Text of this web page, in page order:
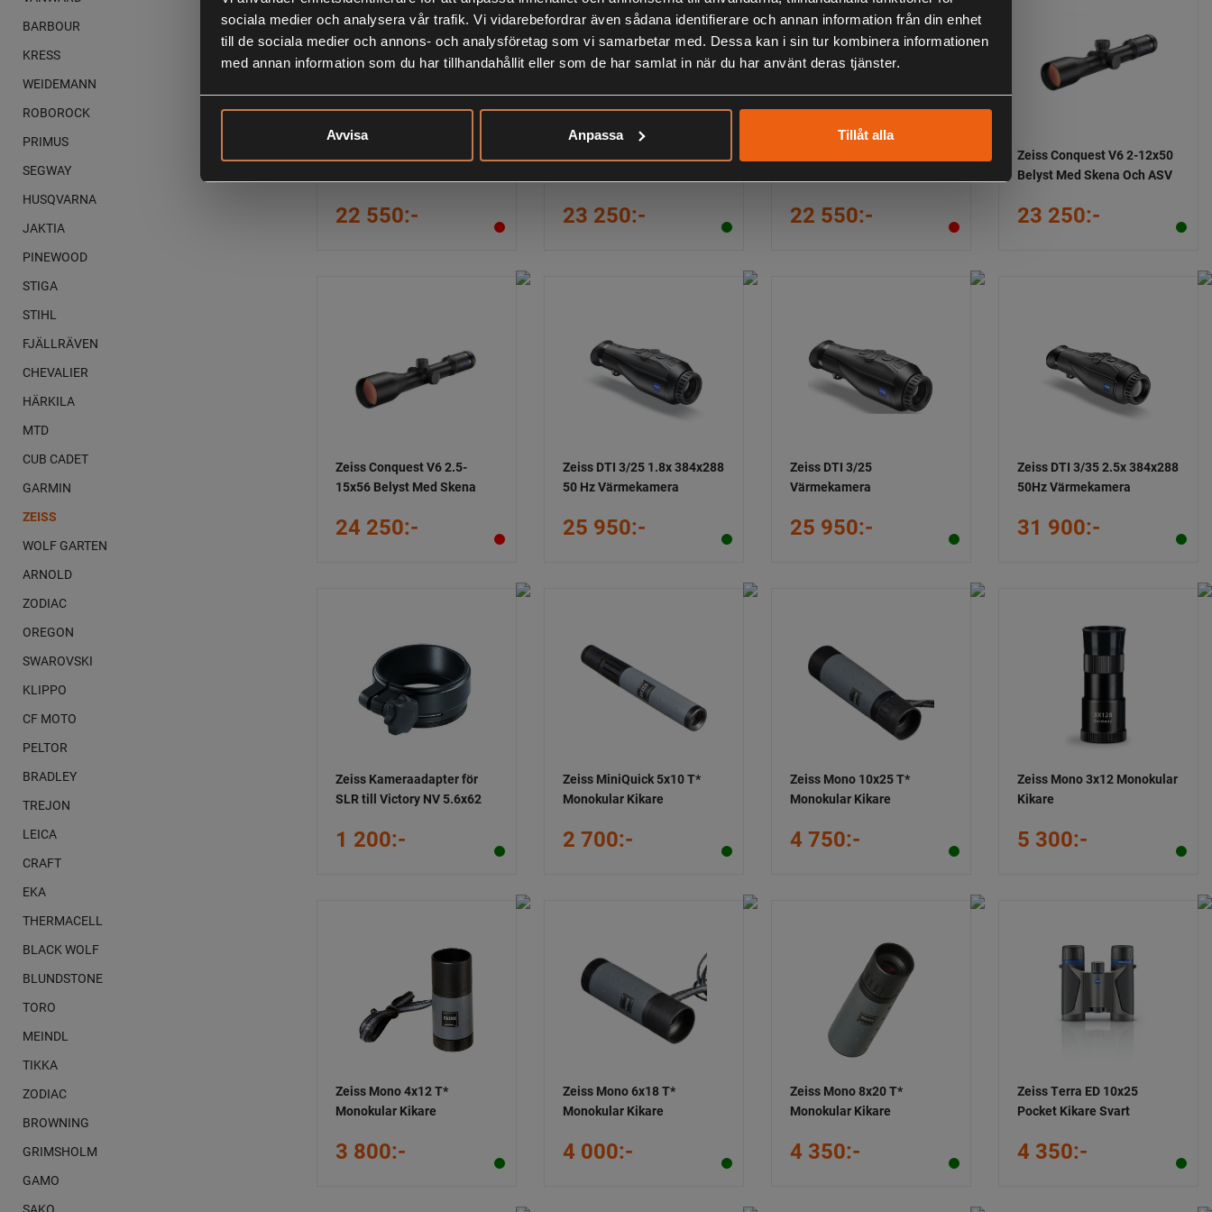
sociala medier och analysera vår trafik. Vi vidarebefordrar även sådana identifierare och annan information från din enhet
till de sociala medier och annons- och analysföretag som vi samarbetar med. Dessa kan i sin tur kombinera informationen
med annan information som du har tillhandahållit eller som de har samlat in när du har använt deras tjänster.
Avvisa Anpassa Tillåt alla
BARBOUR
KRESS
WEIDEMANN
ROBOROCK
PRIMUS
SEGWAY
HUSQVARNA
JAKTIA
PINEWOOD
STIGA
STIHL
FJÄLLRÄVEN
CHEVALIER
HÄRKILA
MTD
CUB CADET
GARMIN
ZEISS
WOLF GARTEN
ARNOLD
ZODIAC
OREGON
SWAROVSKI
KLIPPO
CF MOTO
PELTOR
BRADLEY
TREJON
LEICA
CRAFT
EKA
THERMACELL
BLACK WOLF
BLUNDSTONE
TORO
MEINDL
TIKKA
ZODIAC
BROWNING
GRIMSHOLM
GAMO
Zeiss Conquest V6 2-12x50
22 550:- 23 250:- 22 550:-
Zeiss Conquest V6 2-12x50
Belyst Med Skena Och ASV
23 250:-
Zeiss Conquest V6 2.5-
15x56 Belyst Med Skena
24 250:-
Zeiss DTI 3/25 1.8x 384x288
50 Hz Värmekamera
25 950:-
Zeiss DTI 3/25
Värmekamera
25 950:-
Zeiss DTI 3/35 2.5x 384x288
50Hz Värmekamera
31 900:-
Zeiss Kameraadapter för
SLR till Victory NV 5.6x62
1 200:-
Zeiss MiniQuick 5x10 T*
Monokular Kikare
2 700:-
Zeiss Mono 10x25 T*
Monokular Kikare
4 750:-
Zeiss Mono 3x12 Monokular
Kikare
5 300:-
Zeiss Mono 4x12 T*
Monokular Kikare
3 800:-
Zeiss Mono 6x18 T*
Monokular Kikare
4 000:-
Zeiss Mono 8x20 T*
Monokular Kikare
4 350:-
Zeiss Terra ED 10x25
Pocket Kikare Svart
4 350:-